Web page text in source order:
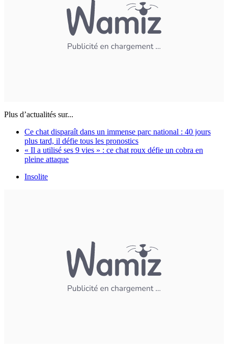
Plus d’actualités sur...
Ce chat disparaît dans un immense parc national : 40 jours
plus tard, il défie tous les pronostics
« Il a utilisé ses 9 vies » : ce chat roux défie un cobra en
pleine attaque
Insolite